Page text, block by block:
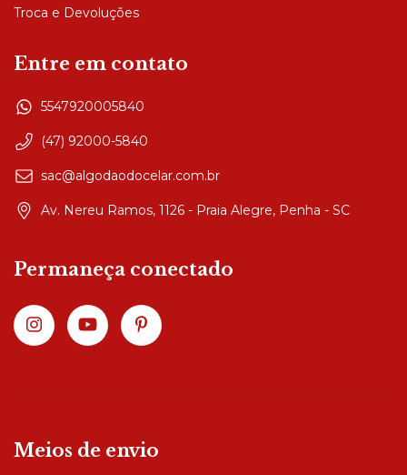
Troca e Devoluções
Entre em contato
5547920005840
(47) 92000-5840
sac@algodaodocelar.com.br
Av. Nereu Ramos, 1126 - Praia Alegre, Penha - SC
Permaneça conectado
Meios de envio